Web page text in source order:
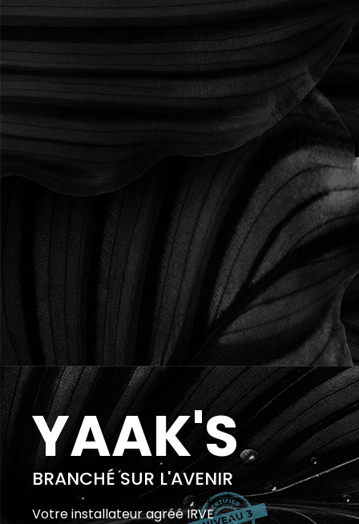
YAAK'S
BRANCHÉ SUR L'AVENIR
Votre installateur agréé IRVE